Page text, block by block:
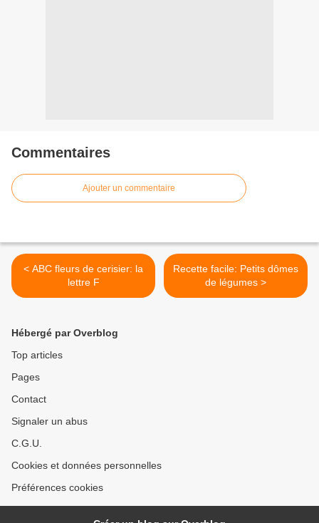
Commentaires
Ajouter un commentaire
< ABC fleurs de cerisier: la
lettre F
Recette facile: Petits dômes
de légumes >
Hébergé par Overblog
Top articles
Pages
Contact
Signaler un abus
C.G.U.
Cookies et données personnelles
Préférences cookies